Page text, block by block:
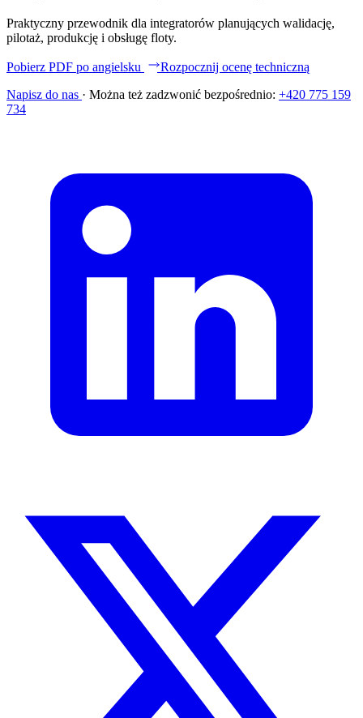
Praktyczny przewodnik dla integratorów planujących walidację,
pilotaż, produkcję i obsługę floty.
Pobierz PDF po angielsku
Rozpocznij ocenę techniczną
Napisz do nas · Można też zadzwonić bezpośrednio: +420 775 159
734